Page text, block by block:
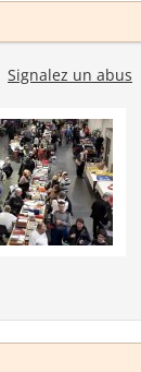
Signalez un abus